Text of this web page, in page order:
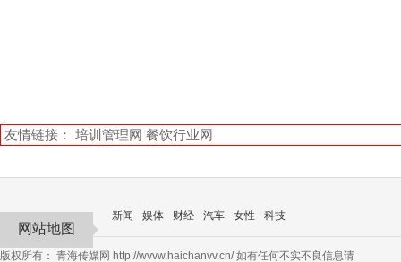
友情链接： 培训管理网 餐饮行业网
网站地图
新闻 娱体 财经 汽车 女性 科技
版权所有： 青海传媒网 http://wvvw.haichanvv.cn/ 如有任何不实不良信息请